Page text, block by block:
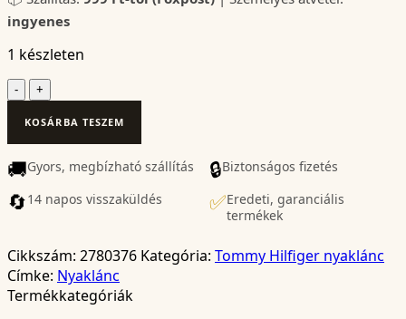
ingyenes
1 készleten
Tommy
nyaklánc
-
2780376
KOSÁRBA TESZEM
🚚Gyors, megbízható szállítás 🔒Biztonságos fizetés
🔄14 napos visszaküldés ✅Eredeti, garanciális
termékek
Cikkszám: 2780376 Kategória: Tommy Hilfiger nyaklánc
Címke: Nyaklánc
Termékkategóriák